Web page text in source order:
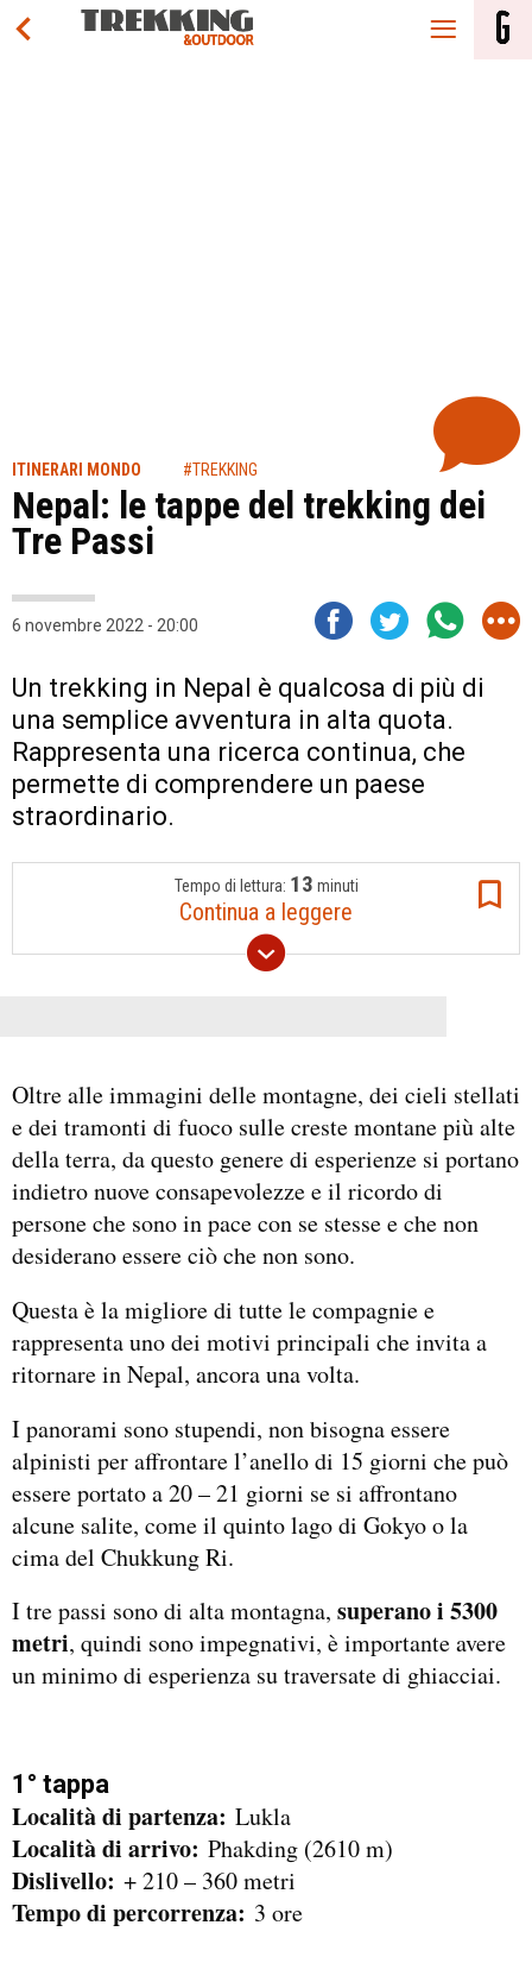
ITINERARI MONDO #TREKKING
Nepal: le tappe del trekking dei
Tre Passi
6 novembre 2022 - 20:00
Un trekking in Nepal è qualcosa di più di
una semplice avventura in alta quota.
Rappresenta una ricerca continua, che
permette di comprendere un paese
straordinario.
Tempo di lettura: 13 minuti
Continua a leggere
Oltre alle immagini delle montagne, dei cieli stellati
e dei tramonti di fuoco sulle creste montane più alte
della terra, da questo genere di esperienze si portano
indietro nuove consapevolezze e il ricordo di
persone che sono in pace con se stesse e che non
desiderano essere ciò che non sono.
Questa è la migliore di tutte le compagnie e
rappresenta uno dei motivi principali che invita a
ritornare in Nepal, ancora una volta.
I panorami sono stupendi, non bisogna essere
alpinisti per affrontare l’anello di 15 giorni che può
essere portato a 20 – 21 giorni se si affrontano
alcune salite, come il quinto lago di Gokyo o la
cima del Chukkung Ri.
I tre passi sono di alta montagna, superano i 5300
metri, quindi sono impegnativi, è importante avere
un minimo di esperienza su traversate di ghiacciai.
1° tappa
Località di partenza: Lukla
Località di arrivo: Phakding (2610 m)
Dislivello: + 210 – 360 metri
Tempo di percorrenza: 3 ore